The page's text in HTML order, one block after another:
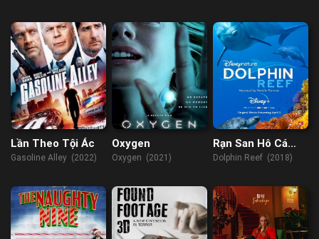
Tượng
Lần Theo Tội Ác
Gasoline Alley (2022)
Oxygen
Oxygen (2021)
Rạn San Hô Cá
Heo
Dolphin Reef (2018)